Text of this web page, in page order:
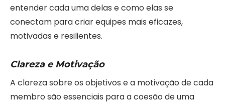
entender cada uma delas e como elas se
conectam para criar equipes mais eficazes,
motivadas e resilientes.
Clareza e Motivação
A clareza sobre os objetivos e a motivação de cada
membro são essenciais para a coesão de uma